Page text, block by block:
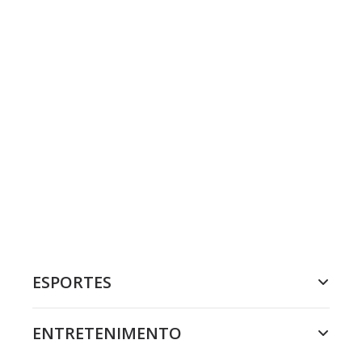
ESPORTES
ENTRETENIMENTO